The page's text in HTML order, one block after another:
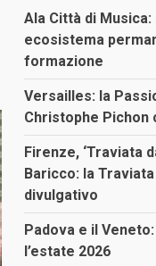
Ala Città di
ecosistema
formazione
Versailles: la
Christophe Pichon
Firenze, ‘Traviata
Baricco: la
divulgativo
Padova e il
l’estate 2026